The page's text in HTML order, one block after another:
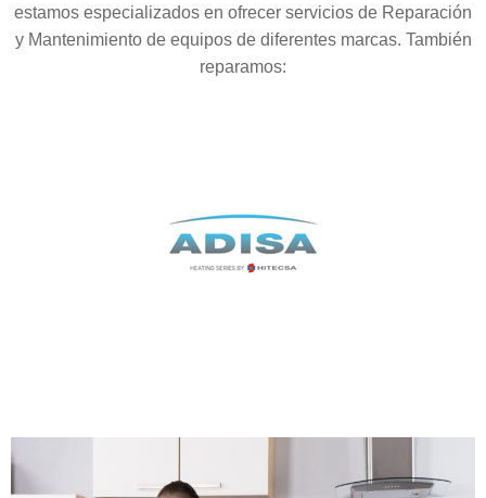
estamos especializados en ofrecer servicios de Reparación
y Mantenimiento de equipos de diferentes marcas. También
reparamos: